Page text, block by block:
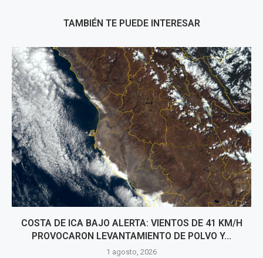
TAMBIÉN TE PUEDE INTERESAR
COSTA DE ICA BAJO ALERTA: VIENTOS DE 41 KM/H
PROVOCARON LEVANTAMIENTO DE POLVO Y...
1 agosto, 2026